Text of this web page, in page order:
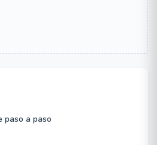
paso a paso